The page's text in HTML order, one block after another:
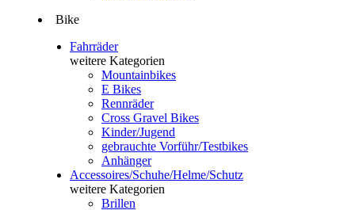
Bike
Fahrräder
weitere Kategorien
Mountainbikes
E Bikes
Rennräder
Cross Gravel Bikes
Kinder/Jugend
gebrauchte Vorführ/Testbikes
Anhänger
Accessoires/Schuhe/Helme/Schutz
weitere Kategorien
Brillen